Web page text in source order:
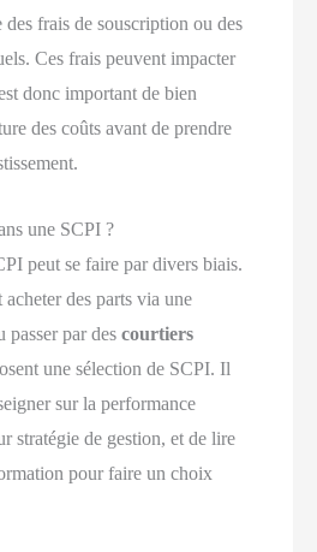
des frais de souscription ou des
Ces frais peuvent impacter
donc important de bien
des coûts avant de prendre
une SCPI ?
peut se faire par divers biais.
des parts via une
passer par descourtiers
une sélection de SCPI. Il
sur la performance
stratégie de gestion, et de lire
pour faire un choix